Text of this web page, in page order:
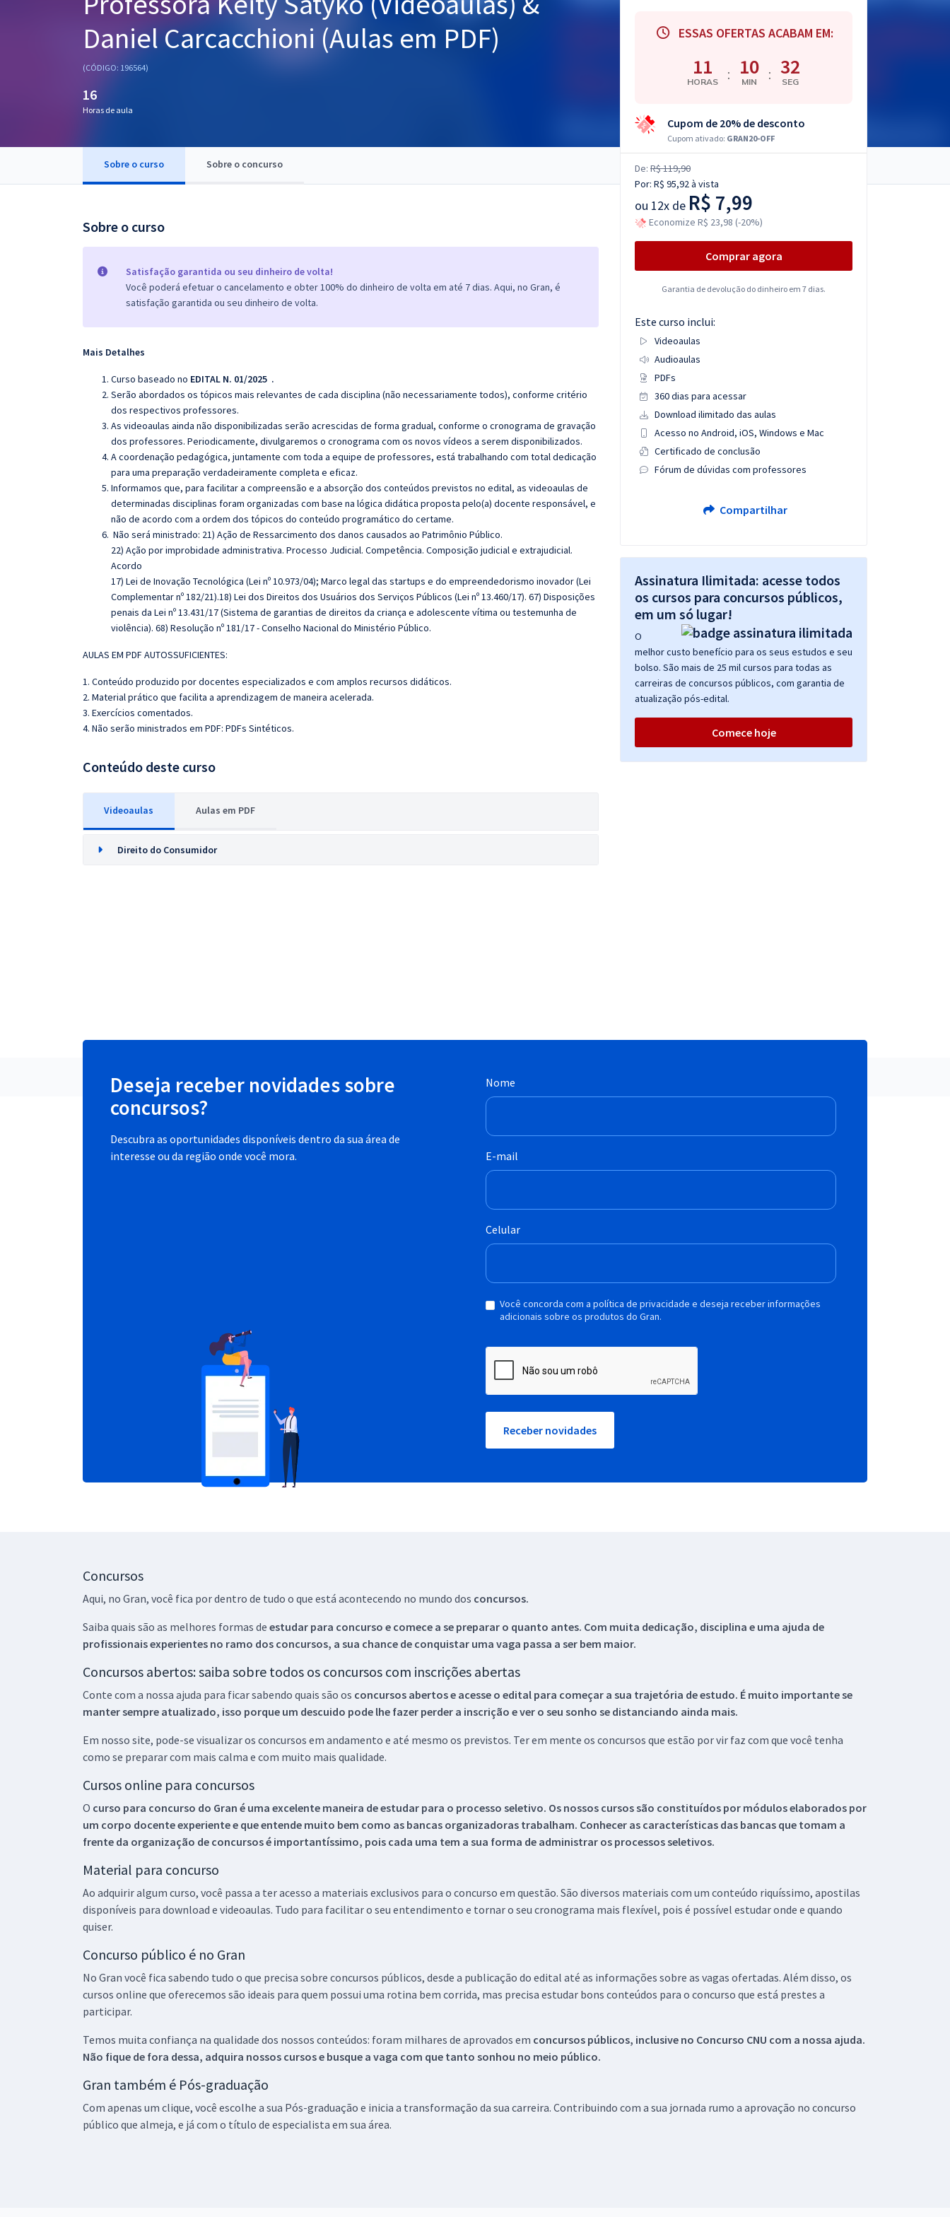
Questões grátis
Daniel Carcacchioni (Aulas em PDF)
(CÓDIGO: 196564)
16
Horas de aula
Sobre o curso Sobre o concurso
Sobre o curso
Satisfação garantida ou seu dinheiro de volta!
Você poderá efetuar o cancelamento e obter 100% do dinheiro de volta em até 7 dias. Aqui, no Gran, é
satisfação garantida ou seu dinheiro de volta.
Mais Detalhes
Curso baseado no EDITAL N. 01/2025 .
Serão abordados os tópicos mais relevantes de cada disciplina (não necessariamente todos), conforme critério
dos respectivos professores.
As videoaulas ainda não disponibilizadas serão acrescidas de forma gradual, conforme o cronograma de gravação
dos professores. Periodicamente, divulgaremos o cronograma com os novos vídeos a serem disponibilizados.
A coordenação pedagógica, juntamente com toda a equipe de professores, está trabalhando com total dedicação
para uma preparação verdadeiramente completa e eficaz.
Informamos que, para facilitar a compreensão e a absorção dos conteúdos previstos no edital, as videoaulas de
determinadas disciplinas foram organizadas com base na lógica didática proposta pelo(a) docente responsável, e
não de acordo com a ordem dos tópicos do conteúdo programático do certame.
Não será ministrado: 21) Ação de Ressarcimento dos danos causados ao Patrimônio Público.
22) Ação por improbidade administrativa. Processo Judicial. Competência. Composição judicial e extrajudicial.
Acordo
17) Lei de Inovação Tecnológica (Lei nº 10.973/04); Marco legal das startups e do empreendedorismo inovador (Lei
Complementar nº 182/21).18) Lei dos Direitos dos Usuários dos Serviços Públicos (Lei nº 13.460/17). 67) Disposições
penais da Lei nº 13.431/17 (Sistema de garantias de direitos da criança e adolescente vítima ou testemunha de
violência). 68) Resolução nº 181/17 - Conselho Nacional do Ministério Público.
AULAS EM PDF AUTOSSUFICIENTES:
1. Conteúdo produzido por docentes especializados e com amplos recursos didáticos.
2. Material prático que facilita a aprendizagem de maneira acelerada.
3. Exercícios comentados.
4. Não serão ministrados em PDF: PDFs Sintéticos.
Conteúdo deste curso
Videoaulas Aulas em PDF
Direito do Consumidor
ESSAS OFERTAS ACABAM EM:
11
HORAS : 10
MIN : 31
SEG
Cupom de 20% de desconto
Cupom ativado: GRAN20-OFF
De: R$ 119,90
Por: R$ 95,92à vista
ou 12x de R$ 7,99
Economize R$ 23,98 (-20%)
Comprar agora
Garantia de devolução do dinheiro em 7 dias.
Este curso inclui:
Videoaulas
Audioaulas
PDFs
360 dias para acessar
Download ilimitado das aulas
Acesso no Android, iOS, Windows e Mac
Certificado de conclusão
Fórum de dúvidas com professores
Compartilhar
Assinatura Ilimitada: acesse todos
os cursos para concursos públicos,
em um só lugar!
O
melhor custo benefício para os seus estudos e seu
bolso. São mais de 25 mil cursos para todas as
carreiras de concursos públicos, com garantia de
atualização pós-edital.
Comece hoje
Deseja receber novidades sobre
concursos?
Descubra as oportunidades disponíveis dentro da sua área de
interesse ou da região onde você mora.
Nome
E-mail
Celular
Você concorda com a política de privacidade e deseja receber informações
adicionais sobre os produtos do Gran.
Receber novidades
Concursos
Aqui, no Gran, você fica por dentro de tudo o que está acontecendo no mundo dos concursos.
Saiba quais são as melhores formas de estudar para concurso e comece a se preparar o quanto antes. Com muita dedicação, disciplina e uma ajuda de
profissionais experientes no ramo dos concursos, a sua chance de conquistar uma vaga passa a ser bem maior.
Concursos abertos: saiba sobre todos os concursos com inscrições abertas
Conte com a nossa ajuda para ficar sabendo quais são os concursos abertos e acesse o edital para começar a sua trajetória de estudo. É muito importante se
manter sempre atualizado, isso porque um descuido pode lhe fazer perder a inscrição e ver o seu sonho se distanciando ainda mais.
Em nosso site, pode-se visualizar os concursos em andamento e até mesmo os previstos. Ter em mente os concursos que estão por vir faz com que você tenha
como se preparar com mais calma e com muito mais qualidade.
Cursos online para concursos
O curso para concurso do Gran é uma excelente maneira de estudar para o processo seletivo. Os nossos cursos são constituídos por módulos elaborados por
um corpo docente experiente e que entende muito bem como as bancas organizadoras trabalham. Conhecer as características das bancas que tomam a
frente da organização de concursos é importantíssimo, pois cada uma tem a sua forma de administrar os processos seletivos.
Material para concurso
Ao adquirir algum curso, você passa a ter acesso a materiais exclusivos para o concurso em questão. São diversos materiais com um conteúdo riquíssimo, apostilas
disponíveis para download e videoaulas. Tudo para facilitar o seu entendimento e tornar o seu cronograma mais flexível, pois é possível estudar onde e quando
quiser.
Concurso público é no Gran
No Gran você fica sabendo tudo o que precisa sobre concursos públicos, desde a publicação do edital até as informações sobre as vagas ofertadas. Além disso, os
cursos online que oferecemos são ideais para quem possui uma rotina bem corrida, mas precisa estudar bons conteúdos para o concurso que está prestes a
participar.
Temos muita confiança na qualidade dos nossos conteúdos: foram milhares de aprovados em concursos públicos, inclusive no Concurso CNU com a nossa ajuda.
Não fique de fora dessa, adquira nossos cursos e busque a vaga com que tanto sonhou no meio público.
Gran também é Pós-graduação
Com apenas um clique, você escolhe a sua Pós-graduação e inicia a transformação da sua carreira. Contribuindo com a sua jornada rumo a aprovação no concurso
público que almeja, e já com o título de especialista em sua área.